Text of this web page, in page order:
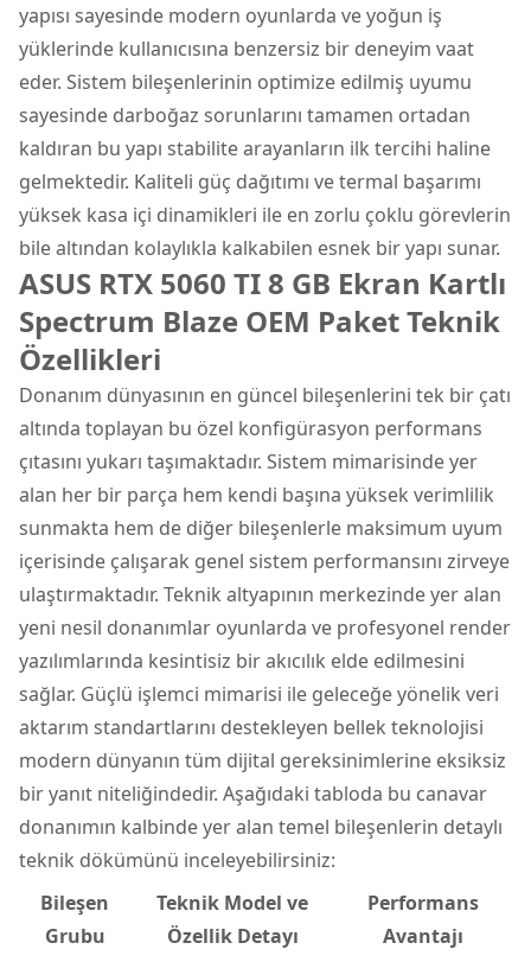
yapısı sayesinde modern oyunlarda ve yoğun iş
yüklerinde kullanıcısına benzersiz bir deneyim vaat
eder. Sistem bileşenlerinin optimize edilmiş uyumu
sayesinde darboğaz sorunlarını tamamen ortadan
kaldıran bu yapı stabilite arayanların ilk tercihi haline
gelmektedir. Kaliteli güç dağıtımı ve termal başarımı
yüksek kasa içi dinamikleri ile en zorlu çoklu görevlerin
bile altından kolaylıkla kalkabilen esnek bir yapı sunar.
ASUS RTX 5060 TI 8 GB Ekran Kartlı
Spectrum Blaze OEM Paket Teknik
Özellikleri
Donanım dünyasının en güncel bileşenlerini tek bir çatı
altında toplayan bu özel konfigürasyon performans
çıtasını yukarı taşımaktadır. Sistem mimarisinde yer
alan her bir parça hem kendi başına yüksek verimlilik
sunmakta hem de diğer bileşenlerle maksimum uyum
içerisinde çalışarak genel sistem performansını zirveye
ulaştırmaktadır. Teknik altyapının merkezinde yer alan
yeni nesil donanımlar oyunlarda ve profesyonel render
yazılımlarında kesintisiz bir akıcılık elde edilmesini
sağlar. Güçlü işlemci mimarisi ile geleceğe yönelik veri
aktarım standartlarını destekleyen bellek teknolojisi
modern dünyanın tüm dijital gereksinimlerine eksiksiz
bir yanıt niteliğindedir. Aşağıdaki tabloda bu canavar
donanımın kalbinde yer alan temel bileşenlerin detaylı
teknik dökümünü inceleyebilirsiniz:
Bileşen
Grubu
Teknik Model ve
Özellik Detayı
Performans
Avantajı